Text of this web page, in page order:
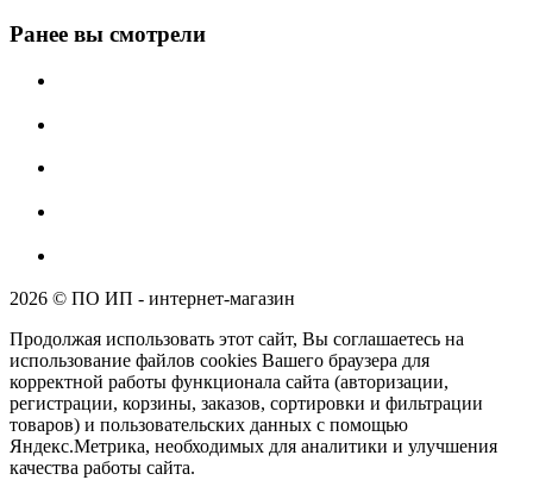
Ранее вы смотрели
2026 © ПО ИП - интернет-магазин
Продолжая использовать этот сайт, Вы соглашаетесь на
использование файлов cookies Вашего браузера для
корректной работы функционала сайта (авторизации,
регистрации, корзины, заказов, сортировки и фильтрации
товаров) и пользовательских данных с помощью
Яндекс.Метрика, необходимых для аналитики и улучшения
качества работы сайта.